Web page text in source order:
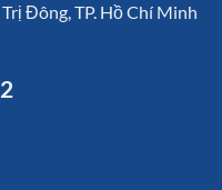
Đông, TP. Hồ Chí Minh